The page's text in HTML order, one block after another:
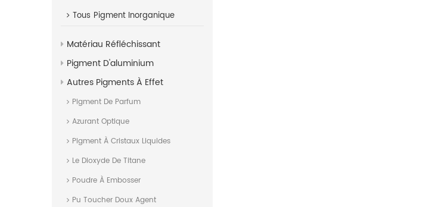
Tous Pigment Inorganique
Matériau Réfléchissant
Pigment D'aluminium
Autres Pigments À Effet
Pigment De Parfum
Azurant Optique
Pigment À Cristaux Liquides
Le Dioxyde De Titane
Poudre À Embosser
Pu Toucher Doux Agent